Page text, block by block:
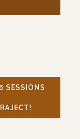
SESSIONS